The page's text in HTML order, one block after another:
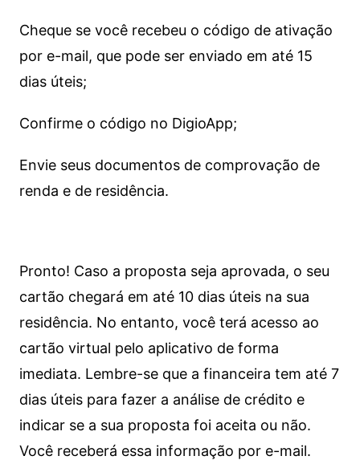
Cheque se você recebeu o código de ativação
por e-mail, que pode ser enviado em até 15
dias úteis;
Confirme o código no DigioApp;
Envie seus documentos de comprovação de
renda e de residência.
Pronto! Caso a proposta seja aprovada, o seu
cartão chegará em até 10 dias úteis na sua
residência. No entanto, você terá acesso ao
cartão virtual pelo aplicativo de forma
imediata. Lembre-se que a financeira tem até 7
dias úteis para fazer a análise de crédito e
indicar se a sua proposta foi aceita ou não.
Você receberá essa informação por e-mail.